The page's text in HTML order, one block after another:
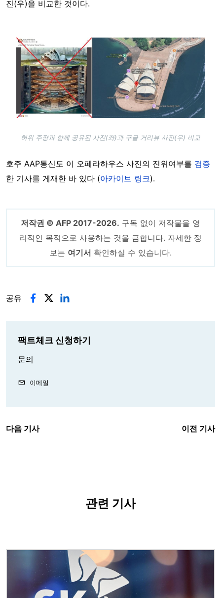
진(우)을 비교한 것이다.
Image
허위 주장과 함께 공유된 사진(좌)과 구글 거리뷰 사진(우) 비교
호주 AAP통신도 이 오페라하우스 사진의 진위여부를 검증
한 기사를 게재한 바 있다 (아카이브 링크).
저작권 © AFP 2017-2026. 구독 없이 저작물을 영
리적인 목적으로 사용하는 것을 금합니다. 자세한 정
보는 여기서 확인하실 수 있습니다.
공유
팩트체크 신청하기
문의
이메일
다음 기사 이전 기사
관련 기사